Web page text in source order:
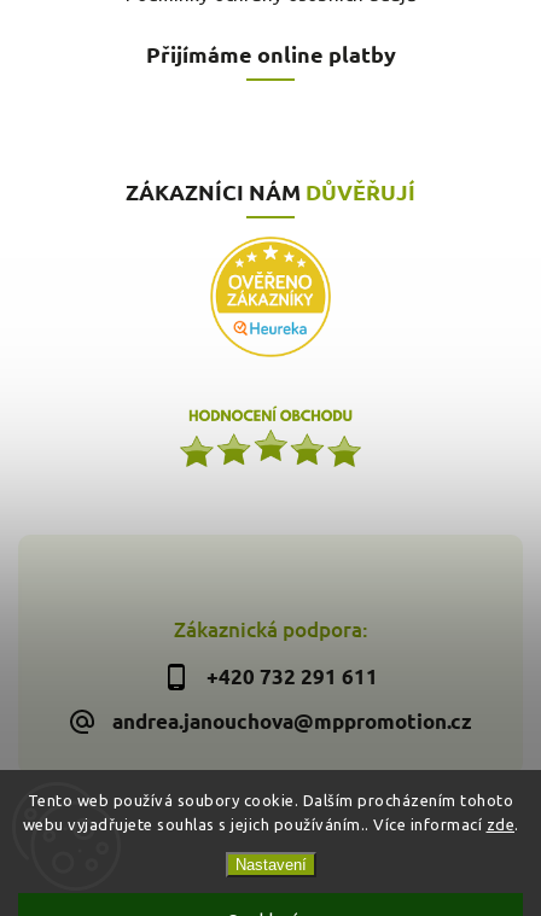
Tento web používá soubory cookie. Dalším procházením tohoto
webu vyjadřujete souhlas s jejich používáním.. Více informací zde.
Nastavení
Zákaznická podpora:
+420 732 291 611
andrea.janouchova@mppromotion.cz
Přijímáme online platby
ZÁKAZNÍCI NÁM DŮVĚŘUJÍ
Copyright 2026Zdravýkoš.cz. Všechna práva vyhrazena.
VytvořilShoptet| Design